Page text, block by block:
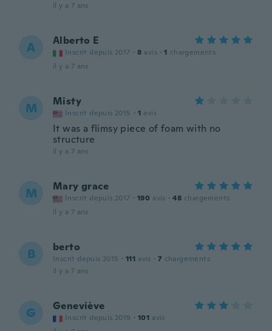
il y a 7 ans
A Alberto E
Inscrit depuis 2017 · 8 avis · 1 chargements
il y a 7 ans
M Misty
Inscrit depuis 2015 · 1 avis
It was a flimsy piece of foam with no
structure
il y a 7 ans
M Mary grace
Inscrit depuis 2017 · 190 avis · 48 chargements
il y a 7 ans
B berto
Inscrit depuis 2015 · 111 avis · 7 chargements
il y a 7 ans
G Geneviève
Inscrit depuis 2019 · 101 avis